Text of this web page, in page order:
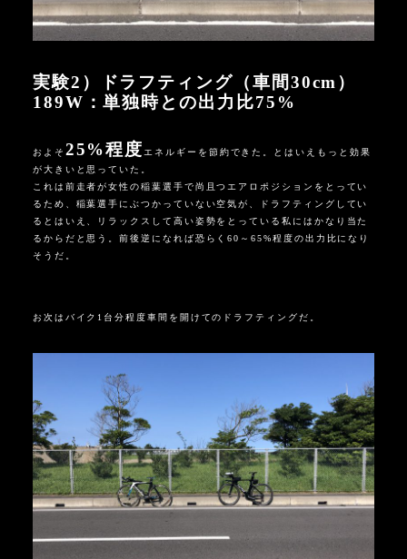
実験2 ）ドラフティング（車間30cm ）
189W：単独時との出力比75 %
およそ 25%程度 エネルギーを節約できた。とはいえもっと効果
が大きいと思っていた。
これは前走者が女性の稲葉選手で尚且つエアロポジションをとってい
るため、稲葉選手にぶつかっていない空気が、ドラフティングしてい
るとはいえ、リラックスして高い姿勢をとっている私にはかなり当た
るからだと思う。前後逆になれば恐らく60 ～65%程度の出力比になり
そうだ。
お次はバイク 1 台分程度車間を開けてのドラフティングだ。